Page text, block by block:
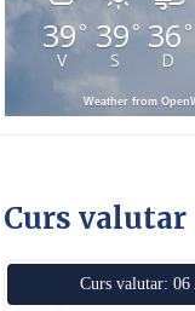
39°
V
39°
S
36 °
D
Weather from
Curs valutar
Curs valutar: 06